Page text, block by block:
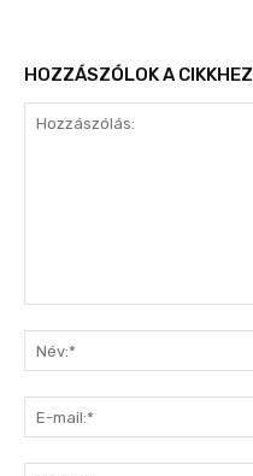
HOZZÁSZÓLOK A CIKKHEZ